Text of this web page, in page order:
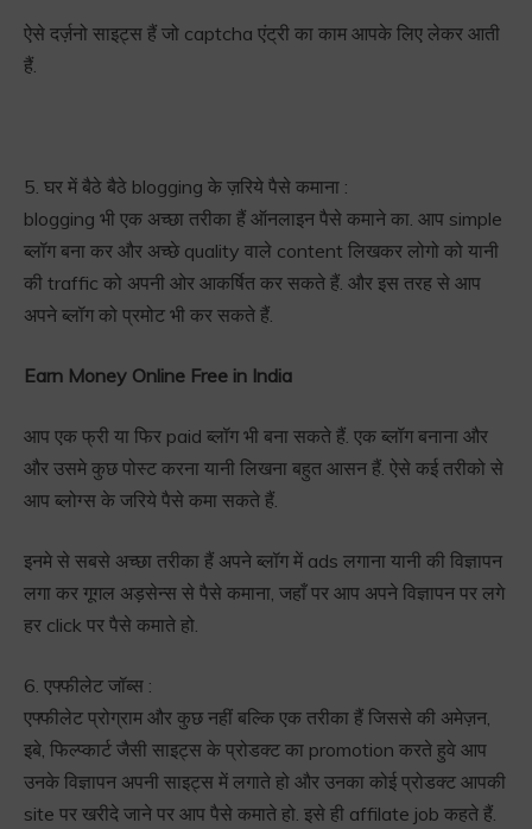
ऐसे दर्ज़नो साइट्स हैं जो captcha एंट्री का काम आपके लिए लेकर आती
हैं.
5. घर में बैठे बैठे blogging के ज़रिये पैसे कमाना :
blogging भी एक अच्छा तरीका हैं ऑनलाइन पैसे कमाने का. आप simple
ब्लॉग बना कर और अच्छे quality वाले content लिखकर लोगो को यानी
की traffic को अपनी ओर आकर्षित कर सकते हैं. और इस तरह से आप
अपने ब्लॉग को प्रमोट भी कर सकते हैं.
Earn Money Online Free in India
आप एक फ्री या फिर paid ब्लॉग भी बना सकते हैं. एक ब्लॉग बनाना और
और उसमे कुछ पोस्ट करना यानी लिखना बहुत आसन हैं. ऐसे कई तरीको से
आप ब्लोग्स के जरिये पैसे कमा सकते हैं.
इनमे से सबसे अच्छा तरीका हैं अपने ब्लॉग में ads लगाना यानी की विज्ञापन
लगा कर गूगल अड़सेन्स से पैसे कमाना, जहाँ पर आप अपने विज्ञापन पर लगे
हर click पर पैसे कमाते हो.
6. एफ्फीलेट जॉब्स :
एफ्फीलेट प्रोग्राम और कुछ नहीं बल्कि एक तरीका हैं जिससे की अमेज़न,
इबे, फिल्प्कार्ट जैसी साइट्स के प्रोडक्ट का promotion करते हुवे आप
उनके विज्ञापन अपनी साइट्स में लगाते हो और उनका कोई प्रोडक्ट आपकी
site पर खरीदे जाने पर आप पैसे कमाते हो. इसे ही affilate job कहते हैं.